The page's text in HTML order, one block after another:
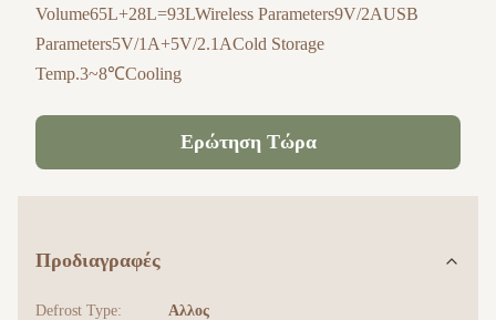
Volume65L+28L=93LWireless Parameters9V/2AUSB
Parameters5V/1A+5V/2.1ACold Storage
Temp.3~8℃Cooling
Ερώτηση Τώρα
Προδιαγραφές
Defrost Type: Αλλος